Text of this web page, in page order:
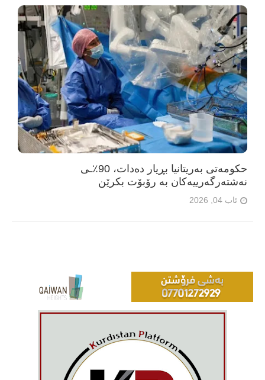
حکومەتی بەریتانیا بڕیار دەدات، 90٪ـی
نەشتەرگەرییەکان بە رۆبۆت بکرێن
ئاب 04, 2026